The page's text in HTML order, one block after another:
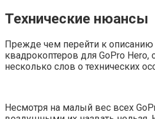
Технические нюансы
Прежде чем перейти к
квадрокоптеров для GoPro Hero,
несколько слов о технических
Несмотря на малый вес всех